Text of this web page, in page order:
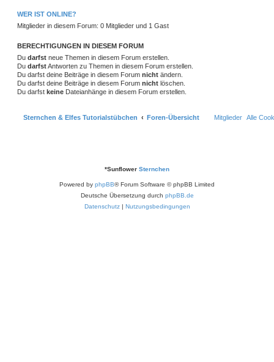
WER IST ONLINE?
Mitglieder in diesem Forum: 0 Mitglieder und 1 Gast
BERECHTIGUNGEN IN DIESEM FORUM
Du darfst neue Themen in diesem Forum erstellen.
Du darfstAntworten zu Themen in diesem Forum erstellen.
Du darfst deine Beiträge in diesem Forum nicht ändern.
Du darfst deine Beiträge in diesem Forum nicht löschen.
Du darfst keine Dateianhänge in diesem Forum erstellen.
Sternchen & Elfes Tutorialstübchen Foren-Übersicht Alle
Mitglieder
*Sunflower Sternchen
Powered by phpBB® Forum Software © phpBB Limited
Deutsche Übersetzung durch phpBB.de
Datenschutz| Nutzungsbedingungen